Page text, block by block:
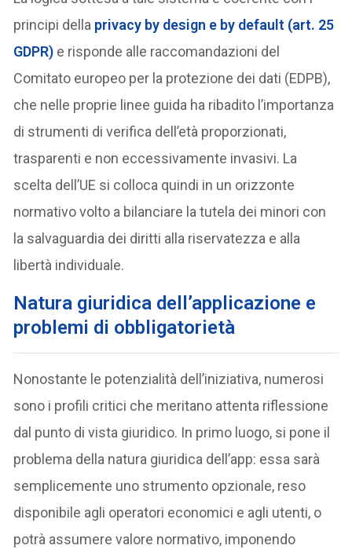
principi della privacy by design e by default (art. 25
GDPR) e risponde alle raccomandazioni del
Comitato europeo per la protezione dei dati (EDPB),
che nelle proprie linee guida ha ribadito l’importanza
di strumenti di verifica dell’età proporzionati,
trasparenti e non eccessivamente invasivi. La
scelta dell’UE si colloca quindi in un orizzonte
normativo volto a bilanciare la tutela dei minori con
la salvaguardia dei diritti alla riservatezza e alla
libertà individuale.
Natura giuridica dell’applicazione e
problemi di obbligatorietà
Nonostante le potenzialità dell’iniziativa, numerosi
sono i profili critici che meritano attenta riflessione
dal punto di vista giuridico. In primo luogo, si pone il
problema della natura giuridica dell’app: essa sarà
semplicemente uno strumento opzionale, reso
disponibile agli operatori economici e agli utenti, o
potrà assumere valore normativo, imponendo